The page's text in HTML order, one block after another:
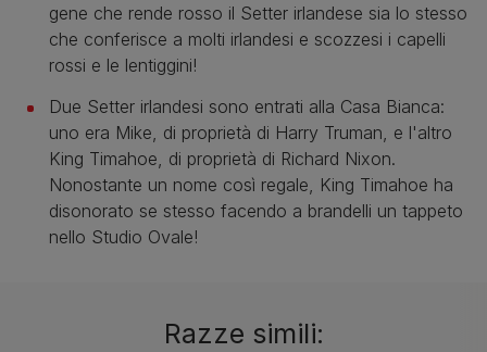
gene che rende rosso il Setter irlandese sia lo stesso
che conferisce a molti irlandesi e scozzesi i capelli
rossi e le lentiggini!
Due Setter irlandesi sono entrati alla Casa Bianca:
uno era Mike, di proprietà di Harry Truman, e l'altro
King Timahoe, di proprietà di Richard Nixon.
Nonostante un nome così regale, King Timahoe ha
disonorato se stesso facendo a brandelli un tappeto
nello Studio Ovale!
Razze simili: